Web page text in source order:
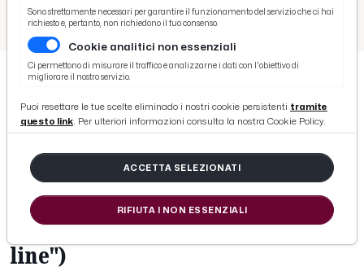
/ Serie B
Juve Next Gen-Pineto 1-0, Brambilla ("Bravi a reggere quando ci hanno messo alle corde) e Tisci ("Ci abbiamo provato in tutti i modi. FVS? Episodi border line")
Juve Next Gen-Pineto 1-0,
Brambilla ("Bravi a reggere
quando ci hanno messo alle corde)
e Tisci ("Ci abbiamo provato in
tutti i modi. FVS? Episodi border
line")
Sono strettamente necessari per garantire il funzionamento del servizio che ci hai
richiesto e, pertanto, non richiedono il tuo consenso.
Cookie analitici non essenziali
Ci permettono di misurare il traffico e analizzarne i dati con l'obiettivo di
migliorare il nostro servizio.
Puoi resettare le tue scelte eliminado i nostri cookie persistenti tramite
questo link. Per ulteriori informazioni consulta la nostra Cookie Policy.
ACCETTA SELEZIONATI
RIFIUTA I NON ESSENZIALI
Basket
Ciclismo